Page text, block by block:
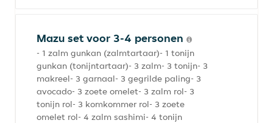
Mazu set voor 3-4 personen
- 1 zalm gunkan (zalmtartaar)- 1 tonijn
gunkan (tonijntartaar)- 3 zalm- 3 tonijn- 3
makreel- 3 garnaal- 3 gegrilde paling- 3
avocado- 3 zoete omelet- 3 zalm rol- 3
tonijn rol- 3 komkommer rol- 3 zoete
omelet rol- 4 zalm sashimi- 4 tonijn